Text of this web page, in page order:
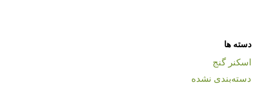
دسته ها
اسکنر گنج
دسته‌بندی نشده